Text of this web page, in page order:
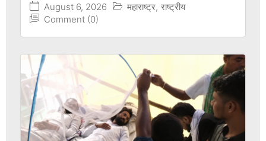
August 6, 2026 महाराष्ट्र, राष्ट्रीय
Comment (0)